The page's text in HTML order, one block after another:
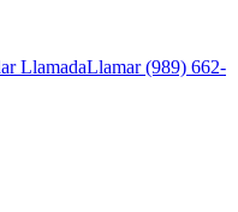
LlamadaLlamar (989) 662-